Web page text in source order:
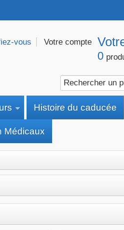
vous Votre compte
0
Histoire du caducée
Médicaux